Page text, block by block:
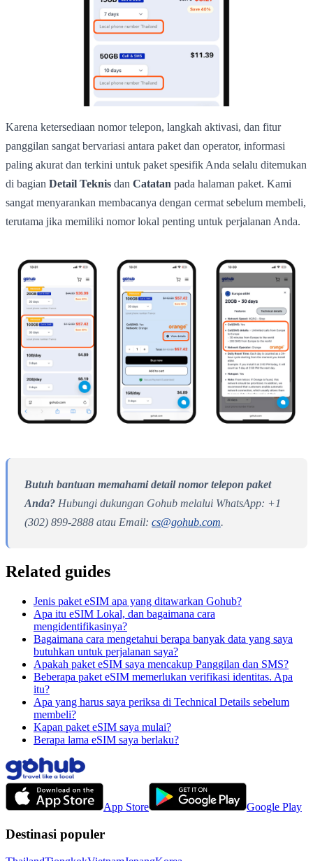
Karena ketersediaan nomor telepon, langkah aktivasi, dan fitur
panggilan sangat bervariasi antara paket dan operator, informasi
paling akurat dan terkini untuk paket spesifik Anda selalu ditemukan
di bagian Detail Teknis dan Catatan pada halaman paket. Kami
sangat menyarankan membacanya dengan cermat sebelum membeli,
terutama jika memiliki nomor lokal penting untuk perjalanan Anda.
Butuh bantuan memahami detail nomor telepon paket
Anda? Hubungi dukungan Gohub melalui WhatsApp: +1
(302) 899-2888 atau Email: cs@gohub.com.
Related guides
Jenis paket eSIM apa yang ditawarkan Gohub?
Apa itu eSIM Lokal, dan bagaimana cara
mengidentifikasinya?
Bagaimana cara mengetahui berapa banyak data yang saya
butuhkan untuk perjalanan saya?
Apakah paket eSIM saya mencakup Panggilan dan SMS?
Beberapa paket eSIM memerlukan verifikasi identitas. Apa
itu?
Apa yang harus saya periksa di Technical Details sebelum
membeli?
Kapan paket eSIM saya mulai?
Berapa lama eSIM saya berlaku?
App Store Google Play
Destinasi populer